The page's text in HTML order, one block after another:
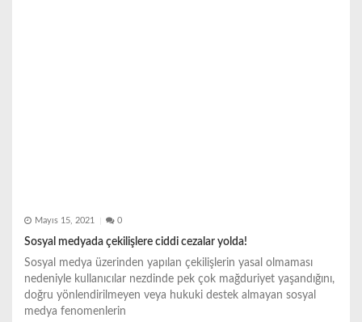
Mayıs 15, 2021 0
Sosyal medyada çekilişlere ciddi cezalar yolda!
Sosyal medya üzerinden yapılan çekilişlerin yasal olmaması
nedeniyle kullanıcılar nezdinde pek çok mağduriyet yaşandığını,
doğru yönlendirilmeyen veya hukuki destek almayan sosyal
medya fenomenlerin